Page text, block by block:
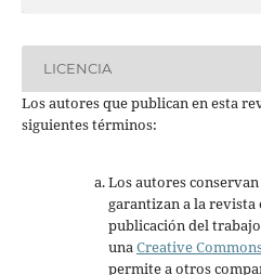
LICENCIA
Los autores que publican en esta
siguientes términos:
Los autores
garantizan a la
publicación del
unaCreative
permite a otros